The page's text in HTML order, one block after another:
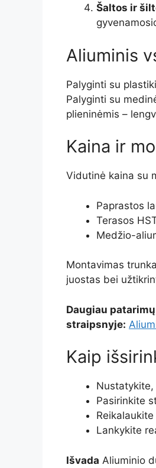
Šaltos ir
Aliuminis
Palyginti su
Palyginti su
plieninėmis –
Kaina ir
Vidutinė kaina su
Paprastos
Terasos
Medžio-
Montavimas
juostas bei
Daugiau
straipsnyje:
Kaip
Pasirinkite
Lankykite
Išvada Aliuminio